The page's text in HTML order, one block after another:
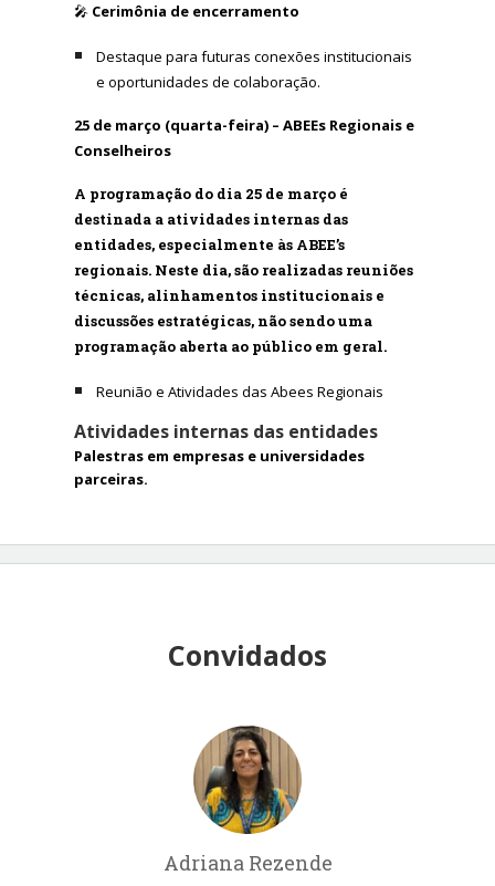
🎤 Cerimônia de encerramento
Destaque para futuras conexões institucionais
e oportunidades de colaboração.
25 de março (quarta-feira) – ABEEs Regionais e
Conselheiros
A programação do dia 25 de março é
destinada a atividades internas das
entidades, especialmente às ABEE’s
regionais. Neste dia, são realizadas reuniões
técnicas, alinhamentos institucionais e
discussões estratégicas, não sendo uma
programação aberta ao público em geral.
Reunião e Atividades das Abees Regionais
Atividades internas das entidades
Palestras em empresas e universidades
parceiras.
Convidados
Adriana Rezende